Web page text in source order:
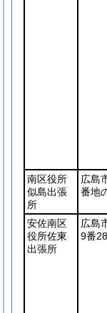
南区役所
似島出張
所
広島
番地
安佐南区
役所佐東
出張所
広島
9番